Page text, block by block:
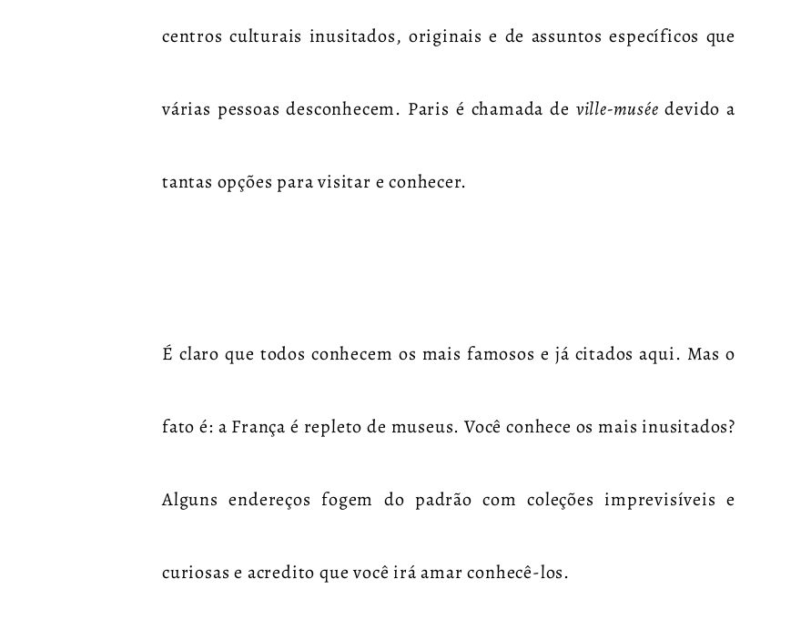
centros culturais inusitados, originais e de assuntos específicos que
várias pessoas desconhecem. Paris é chamada de ville-musée devido a
tantas opções para visitar e conhecer.
É claro que todos conhecem os mais famosos e já citados aqui. Mas o
fato é: a França é repleto de museus. Você conhece os mais inusitados?
Alguns endereços fogem do padrão com coleções imprevisíveis e
curiosas e acredito que você irá amar conhecê-los.